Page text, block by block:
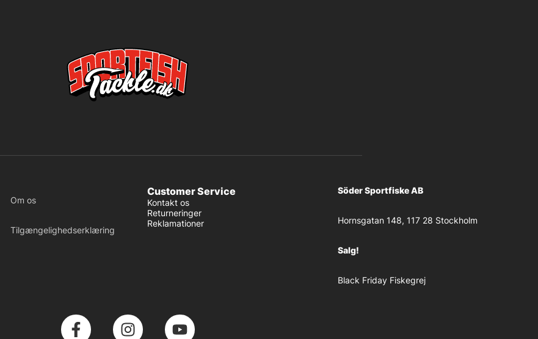
Om os
Tilgængelighedserklæring
Customer Service
Kontakt os
Returneringer
Reklamationer
Söder Sportfiske AB
Hornsgatan 148, 117 28 Stockholm
Salg!
Black Friday Fiskegrej